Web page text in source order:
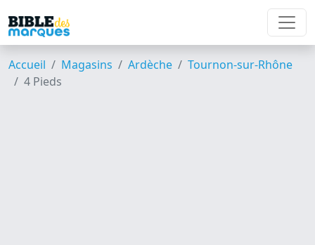
Accueil Magasins Ardèche
Tournon-sur-Rhône
4 Pieds